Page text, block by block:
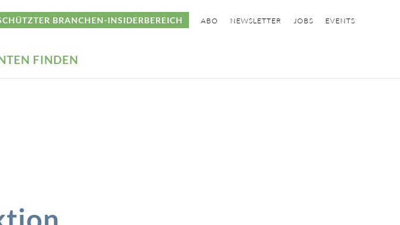
BRANCHEN-INSIDERBEREICH ABO NEWSLETTER JOBS EVENTS
FINDEN